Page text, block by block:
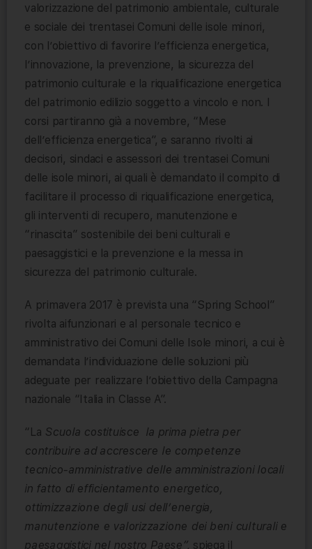
valorizzazione del patrimonio ambientale, culturale
e sociale dei trentasei Comuni delle isole minori,
con l’obiettivo di favorire l’efficienza energetica,
l’innovazione, la prevenzione, la sicurezza del
patrimonio culturale e la riqualificazione energetica
del patrimonio edilizio soggetto a vincolo e non. I
corsi partiranno già a novembre, “Mese
dell’efficienza energetica”, e saranno rivolti ai
decisori, sindaci e assessori dei trentasei Comuni
delle isole minori, ai quali è demandato il compito di
facilitare il processo di riqualificazione energetica,
gli interventi di recupero, manutenzione e
“rinascita” sostenibile dei beni culturali e
paesaggistici e la prevenzione e la messa in
sicurezza del patrimonio culturale.
A primavera 2017 è prevista una “Spring School”
rivolta aifunzionari e al personale tecnico e
amministrativo dei Comuni delle Isole minori, a cui è
demandata l’individuazione delle soluzioni più
adeguate per realizzare l’obiettivo della Campagna
nazionale “Italia in Classe A”.
“La Scuola costituisce la prima pietra per
contribuire ad accrescere le competenze
tecnico-amministrative delle amministrazioni locali
in fatto di efficientamento energetico,
ottimizzazione degli usi dell’energia,
manutenzione e valorizzazione dei beni culturali e
paesaggistici nel nostro Paese”, spiega il